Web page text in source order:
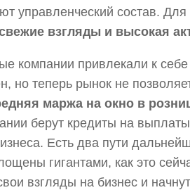
управленческий состав.
взгляды и высокая
компании привлекали к
но теперь рынок не
маржа на окно в
берут кредиты на выплаты
Есть два пути
гигантами, как это
взгляды на бизнес и